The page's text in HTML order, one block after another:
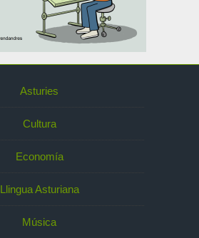
Asturies
Cultura
Economía
Llingua Asturiana
Música